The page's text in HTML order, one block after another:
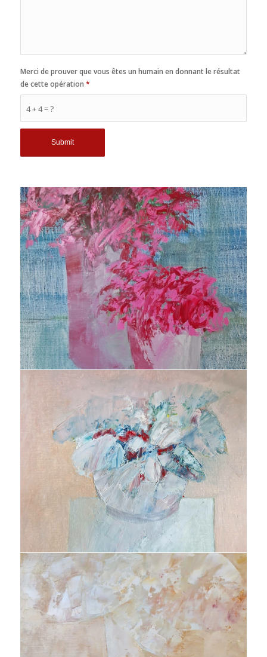
4 + 4 = ?
Merci de prouver que vous êtes un humain en donnant le résultat
de cette opération *